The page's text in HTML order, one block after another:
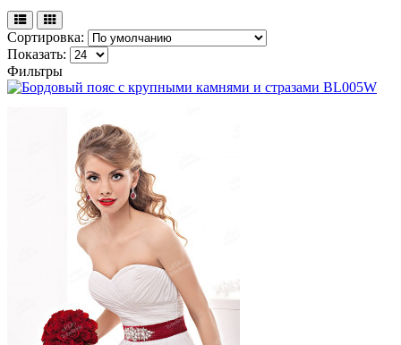
Сортировка:
Показать:
Фильтры